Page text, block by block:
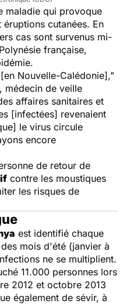
maladie qui provoque
cutanées. En
cas sont survenus mi-
française,
Nouvelle-Calédonie],"
médecin de veille
affaires sanitaires et
[infectées] revenaient
le virus circule
encore
de retour de
contre les moustiques
les risques de
est identifié chaque
mois d'été (janvier à
ne se multiplient.
11.000 personnes lors
2012 et octobre 2013
également de sévir, à